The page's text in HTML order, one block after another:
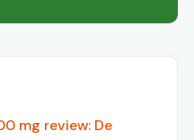
mg review: De